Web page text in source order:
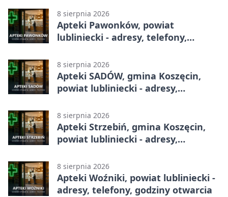
8 sierpnia 2026
Apteki Pawonków, powiat
lubliniecki - adresy, telefony,
8 sierpnia 2026
Apteki SADÓW, gmina Koszęcin,
powiat lubliniecki - adresy,
8 sierpnia 2026
Apteki Strzebiń, gmina Koszęcin,
powiat lubliniecki - adresy,
8 sierpnia 2026
Apteki Woźniki, powiat lubliniecki -
adresy, telefony, godziny otwarcia